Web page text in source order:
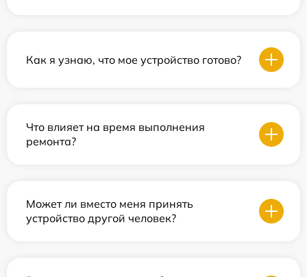
Как я узнаю, что мое устройство готово?
Что влияет на время выполнения
ремонта?
Может ли вместо меня принять
устройство другой человек?